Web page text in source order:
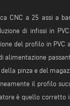
CNC a 25 assi a
di infissi in
del profilo in PVC
alimentazione
pinza e del
il profilo
è quello corretto